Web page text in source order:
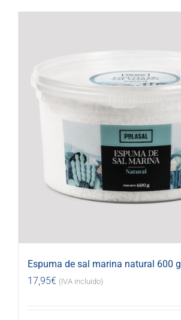
Espuma de sal marina natural 600 g
17,95€ (IVA incluido)